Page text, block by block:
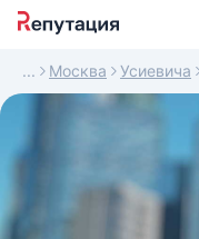
Москва Усиевича